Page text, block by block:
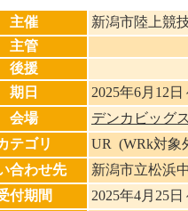
主催
新潟市陸上競
主管
後援
期日
2025年6月12日
会場
デンカビッグ
テゴリ
UR (WRk対象
合わせ先
新潟市立松浜
付期間
2025年4月25